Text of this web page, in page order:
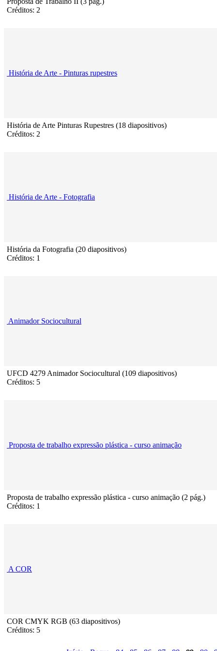
Créditos: 2
História de Arte - Pinturas rupestres
História de Arte Pinturas Rupestres (18 diapositivos)
Créditos: 2
História de Arte - Fotografia
História da Fotografia (20 diapositivos)
Créditos: 1
Animador Sociocultural
UFCD 4279 Animador Sociocultural (109 diapositivos)
Créditos: 5
Proposta de trabalho expressão plástica - curso animação
Proposta de trabalho expressão plástica - curso animação (2 pág.)
Créditos: 1
A COR
COR CMYK RGB (63 diapositivos)
Créditos: 5